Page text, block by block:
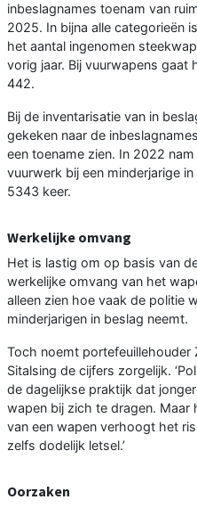
inbeslagnames toenam van
2025. In bijna alle categorieën
het aantal ingenomen
vorig jaar. Bij vuurwapens gaat
442.
Bij de inventarisatie van in
gekeken naar de
een toename zien. In 2022
vuurwerk bij een minderjarige
5343 keer.
Werkelijke omvang
Het is lastig om op basis van
werkelijke omvang van het
alleen zien hoe vaak de politie
minderjarigen in beslag neemt.
Toch noemt portefeuillehouder
Sitalsing de cijfers zorgelijk.
de dagelijkse praktijk dat
wapen bij zich te dragen. Maar
van een wapen verhoogt het
zelfs dodelijk letsel.’
Oorzaken